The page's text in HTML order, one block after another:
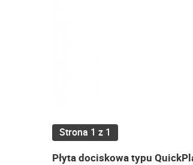
Strona 1 z 1
Płyta dociskowa typu